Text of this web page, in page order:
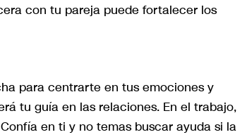
con tu pareja puede fortalecer los
para centrarte en tus emociones y
tu guía en las relaciones. En el trabajo,
en ti y no temas buscar ayuda si la